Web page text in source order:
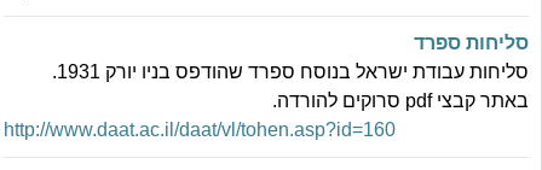
סליחות ספרד
סליחות עבודת ישראל בנוסח ספרד שהודפס בניו יורק 1931.
באתר קבצי pdf סרוקים להורדה.
http://www.daat.ac.il/daat/vl/tohen.asp?id=160